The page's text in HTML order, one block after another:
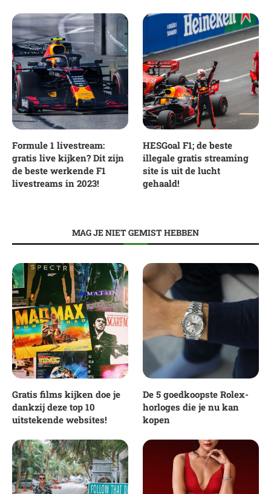
Formule 1 livestream:
gratis live kijken? Dit zijn
de beste werkende F1
livestreams in 2023!
HESGoal F1; de beste
illegale gratis streaming
site is uit de lucht
gehaald!
MAG JE NIET GEMIST HEBBEN
Gratis films kijken doe je
dankzij deze top 10
uitstekende websites!
De 5 goedkoopste Rolex-
horloges die je nu kan
kopen